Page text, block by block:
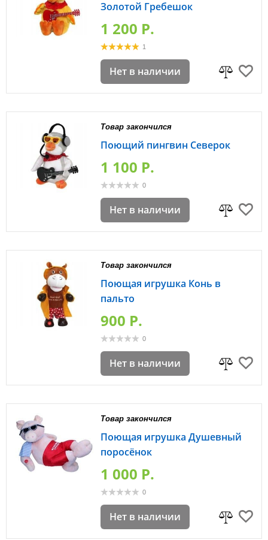
Золотой Гребешок
1 200 P.
1
Нет в наличии
Товар закончился
Поющий пингвин Северок
1 100 P.
0
Нет в наличии
Товар закончился
Поющая игрушка Конь в
пальто
900 P.
0
Нет в наличии
Товар закончился
Поющая игрушка Душевный
поросёнок
1 000 P.
0
Нет в наличии